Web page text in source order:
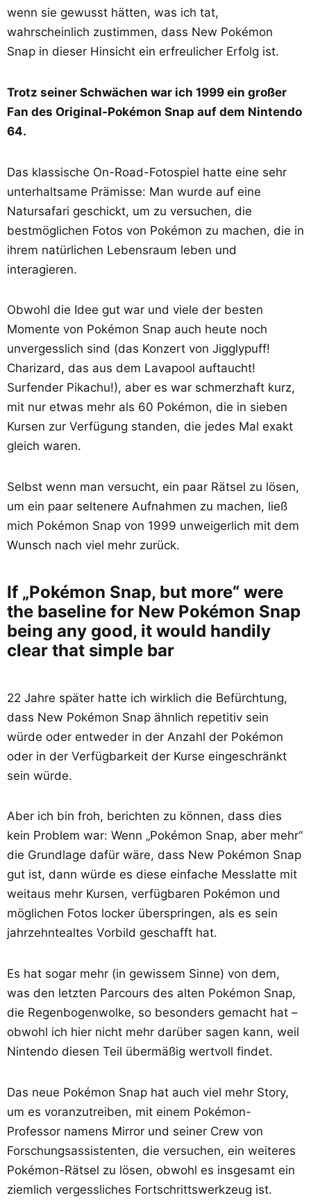
wenn sie gewusst hätten, was ich tat,
wahrscheinlich zustimmen, dass New Pokémon
Snap in dieser Hinsicht ein erfreulicher Erfolg ist.
Trotz seiner Schwächen war ich 1999 ein großer
Fan des Original-Pokémon Snap auf dem Nintendo
64.
Das klassische On-Road-Fotospiel hatte eine sehr
unterhaltsame Prämisse: Man wurde auf eine
Natursafari geschickt, um zu versuchen, die
bestmöglichen Fotos von Pokémon zu machen, die in
ihrem natürlichen Lebensraum leben und
interagieren.
Obwohl die Idee gut war und viele der besten
Momente von Pokémon Snap auch heute noch
unvergesslich sind (das Konzert von Jigglypuff!
Charizard, das aus dem Lavapool auftaucht!
Surfender Pikachu!), aber es war schmerzhaft kurz,
mit nur etwas mehr als 60 Pokémon, die in sieben
Kursen zur Verfügung standen, die jedes Mal exakt
gleich waren.
Selbst wenn man versucht, ein paar Rätsel zu lösen,
um ein paar seltenere Aufnahmen zu machen, ließ
mich Pokémon Snap von 1999 unweigerlich mit dem
Wunsch nach viel mehr zurück.
If „Pokémon Snap, but more“ were
the baseline for New Pokémon Snap
being any good, it would handily
clear that simple bar
22 Jahre später hatte ich wirklich die Befürchtung,
dass New Pokémon Snap ähnlich repetitiv sein
würde oder entweder in der Anzahl der Pokémon
oder in der Verfügbarkeit der Kurse eingeschränkt
sein würde.
Aber ich bin froh, berichten zu können, dass dies
kein Problem war: Wenn „Pokémon Snap, aber mehr“
die Grundlage dafür wäre, dass New Pokémon Snap
gut ist, dann würde es diese einfache Messlatte mit
weitaus mehr Kursen, verfügbaren Pokémon und
möglichen Fotos locker überspringen, als es sein
jahrzehntealtes Vorbild geschafft hat.
Es hat sogar mehr (in gewissem Sinne) von dem,
was den letzten Parcours des alten Pokémon Snap,
die Regenbogenwolke, so besonders gemacht hat –
obwohl ich hier nicht mehr darüber sagen kann, weil
Nintendo diesen Teil übermäßig wertvoll findet.
Das neue Pokémon Snap hat auch viel mehr Story,
um es voranzutreiben, mit einem Pokémon-
Professor namens Mirror und seiner Crew von
Forschungsassistenten, die versuchen, ein weiteres
Pokémon-Rätsel zu lösen, obwohl es insgesamt ein
ziemlich vergessliches Fortschrittswerkzeug ist.